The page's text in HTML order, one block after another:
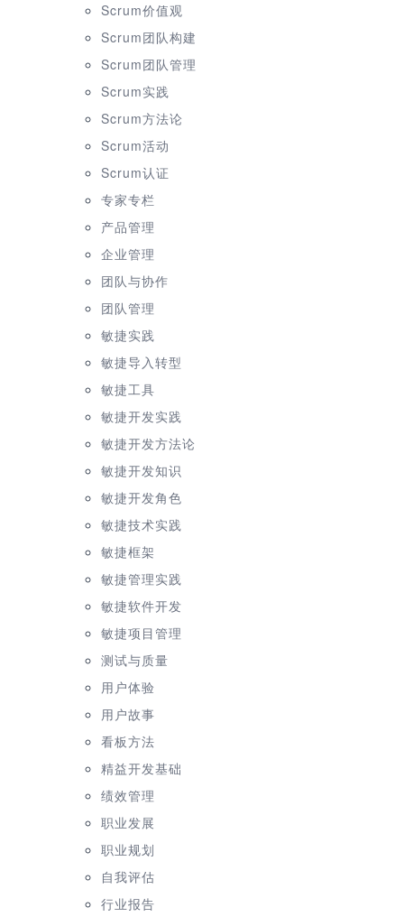
Scrum价值观
Scrum团队构建
Scrum团队管理
Scrum实践
Scrum方法论
Scrum活动
Scrum认证
专家专栏
产品管理
企业管理
团队与协作
团队管理
敏捷实践
敏捷导入转型
敏捷工具
敏捷开发实践
敏捷开发方法论
敏捷开发知识
敏捷开发角色
敏捷技术实践
敏捷框架
敏捷管理实践
敏捷软件开发
敏捷项目管理
测试与质量
用户体验
用户故事
看板方法
精益开发基础
绩效管理
职业发展
职业规划
自我评估
行业报告